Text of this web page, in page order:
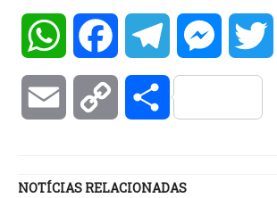
WhatsAppFacebookTelegram
Email Copy Compartilhar
NOTÍCIAS RELACIONADAS